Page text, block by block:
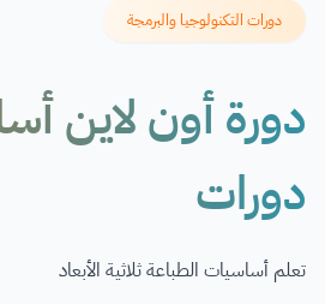
دورات التكنولوجيا والبرمجة
دورة أون لاين
دورات
تعلم أساسيات الطباعة ثلاثية الأبعاد